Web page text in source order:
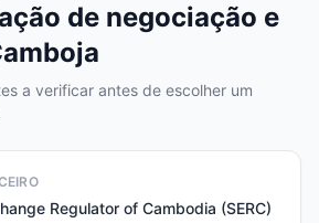
de negociação e
a verificar antes de escolher um
Regulator of Cambodia (SERC)